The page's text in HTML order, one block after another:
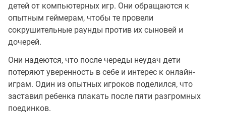
детей от компьютерных игр. Они обращаются к
опытным геймерам, чтобы те провели
сокрушительные раунды против их сыновей и
дочерей.
Они надеются, что после череды неудач дети
потеряют уверенность в себе и интерес к онлайн-
играм. Один из опытных игроков поделился, что
заставил ребенка плакать после пяти разгромных
поединков.